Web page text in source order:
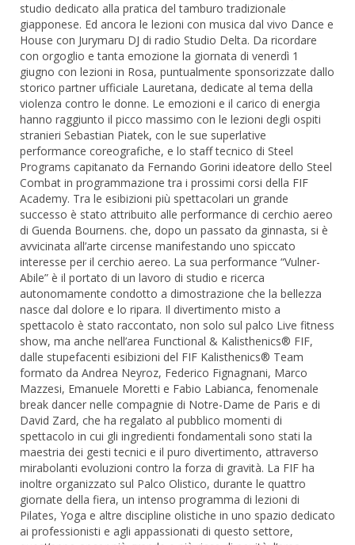
studio dedicato alla pratica del tamburo tradizionale
giapponese. Ed ancora le lezioni con musica dal vivo Dance e
House con Jurymaru DJ di radio Studio Delta. Da ricordare
con orgoglio e tanta emozione la giornata di venerdì 1
giugno con lezioni in Rosa, puntualmente sponsorizzate dallo
storico partner ufficiale Lauretana, dedicate al tema della
violenza contro le donne. Le emozioni e il carico di energia
hanno raggiunto il picco massimo con le lezioni degli ospiti
stranieri Sebastian Piatek, con le sue superlative
performance coreografiche, e lo staff tecnico di Steel
Programs capitanato da Fernando Gorini ideatore dello Steel
Combat in programmazione tra i prossimi corsi della FIF
Academy. Tra le esibizioni più spettacolari un grande
successo è stato attribuito alle performance di cerchio aereo
di Guenda Bournens. che, dopo un passato da ginnasta, si è
avvicinata all’arte circense manifestando uno spiccato
interesse per il cerchio aereo. La sua performance “Vulner-
Abile” è il portato di un lavoro di studio e ricerca
autonomamente condotto a dimostrazione che la bellezza
nasce dal dolore e lo ripara. Il divertimento misto a
spettacolo è stato raccontato, non solo sul palco Live fitness
show, ma anche nell’area Functional & Kalisthenics® FIF,
dalle stupefacenti esibizioni del FIF Kalisthenics® Team
formato da Andrea Neyroz, Federico Fignagnani, Marco
Mazzesi, Emanuele Moretti e Fabio Labianca, fenomenale
break dancer nelle compagnie di Notre-Dame de Paris e di
David Zard, che ha regalato al pubblico momenti di
spettacolo in cui gli ingredienti fondamentali sono stati la
maestria dei gesti tecnici e il puro divertimento, attraverso
mirabolanti evoluzioni contro la forza di gravità. La FIF ha
inoltre organizzato sul Palco Olistico, durante le quattro
giornate della fiera, un intenso programma di lezioni di
Pilates, Yoga e altre discipline olistiche in uno spazio dedicato
ai professionisti e agli appassionati di questo settore,